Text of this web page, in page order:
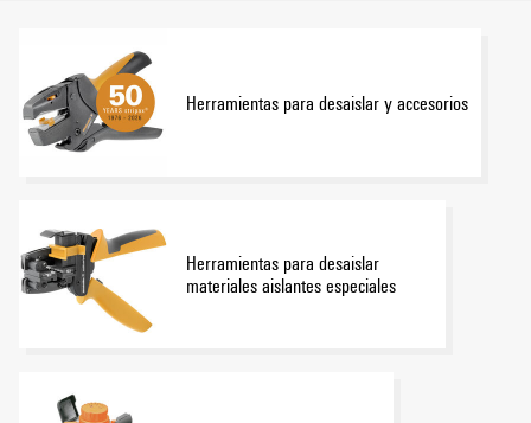
Herramientas para desaislar y accesorios
Herramientas para desaislar
materiales aislantes especiales